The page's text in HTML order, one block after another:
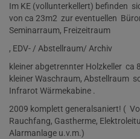
Im KE (vollunterkellert) befinden
von ca 23m2 zur eventuellen
Seminarraum, Freizeitraum
, EDV- / Abstellraum/ Archiv
kleiner abgetrennter Holzkeller ca
kleiner Waschraum, Abstellraum
Infrarot Wärmekabine .
2009 komplett generalsaniert! (
Rauchfang, Gastherme,
Alarmanlage u.v.m.)